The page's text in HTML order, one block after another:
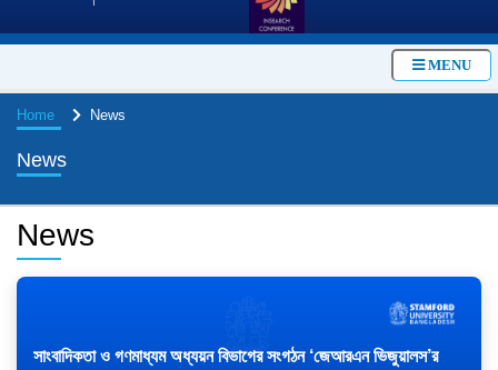
MENU
Home News
News
News
সাংবাদিকতা ও গণমাধ্যম অধ্যয়ন বিভাগের সংগঠন ‘জেআরএন ভিজুয়ালস’র